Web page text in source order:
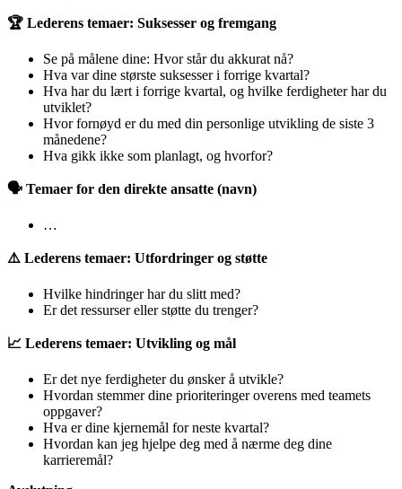
🏆 Lederens temaer: Suksesser og fremgang
Se på målene dine: Hvor står du akkurat nå?
Hva var dine største suksesser i forrige kvartal?
Hva har du lært i forrige kvartal, og hvilke ferdigheter har du
utviklet?
Hvor fornøyd er du med din personlige utvikling de siste 3
månedene?
Hva gikk ikke som planlagt, og hvorfor?
🗣️ Temaer for den direkte ansatte (navn)
…
⚠️ Lederens temaer: Utfordringer og støtte
Hvilke hindringer har du slitt med?
Er det ressurser eller støtte du trenger?
📈 Lederens temaer: Utvikling og mål
Er det nye ferdigheter du ønsker å utvikle?
Hvordan stemmer dine prioriteringer overens med teamets
oppgaver?
Hva er dine kjernemål for neste kvartal?
Hvordan kan jeg hjelpe deg med å nærme deg dine
karrieremål?